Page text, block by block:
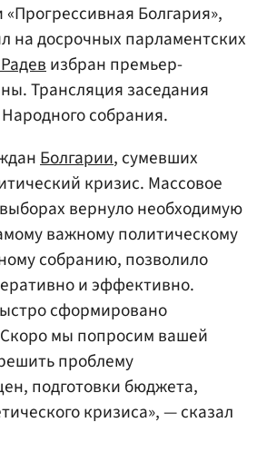
Болгария»,
на досрочных парламентских
избран премьер-
Трансляция заседания
собрания.
Болгарии, сумевших
кризис. Массовое
вернуло необходимую
важному политическому
собранию, позволило
и эффективно.
сформировано
мы попросим вашей
проблему
подготовки бюджета,
кризиса», — сказал